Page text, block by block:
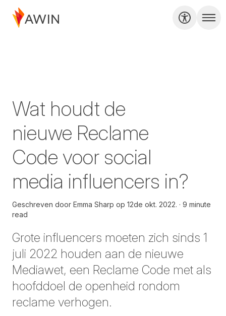
Wat houdt de
nieuwe Reclame
Code voor social
media influencers in?
Geschreven door Emma Sharp op 12de okt. 2022.
9 minute
read
Grote influencers moeten zich sinds 1
juli 2022 houden aan de nieuwe
Mediawet, een Reclame Code met als
hoofddoel de openheid rondom
reclame verhogen.